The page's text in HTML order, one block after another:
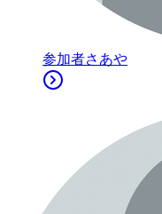
参加者さあや